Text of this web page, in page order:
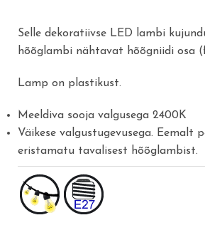
Selle dekoratiivse LED lambi
hõõglambi nähtavat hõõgniidi osa
Lamp on plastikust.
Meeldiva sooja valgusega 2400K
Väikese valgustugevusega. Eemalt
eristamatu tavalisest hõõglambist.